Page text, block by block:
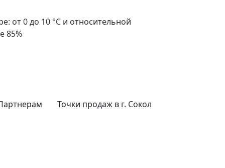
от 0 до 10 °С и относительной
85%
Точки продаж в г. Сокол